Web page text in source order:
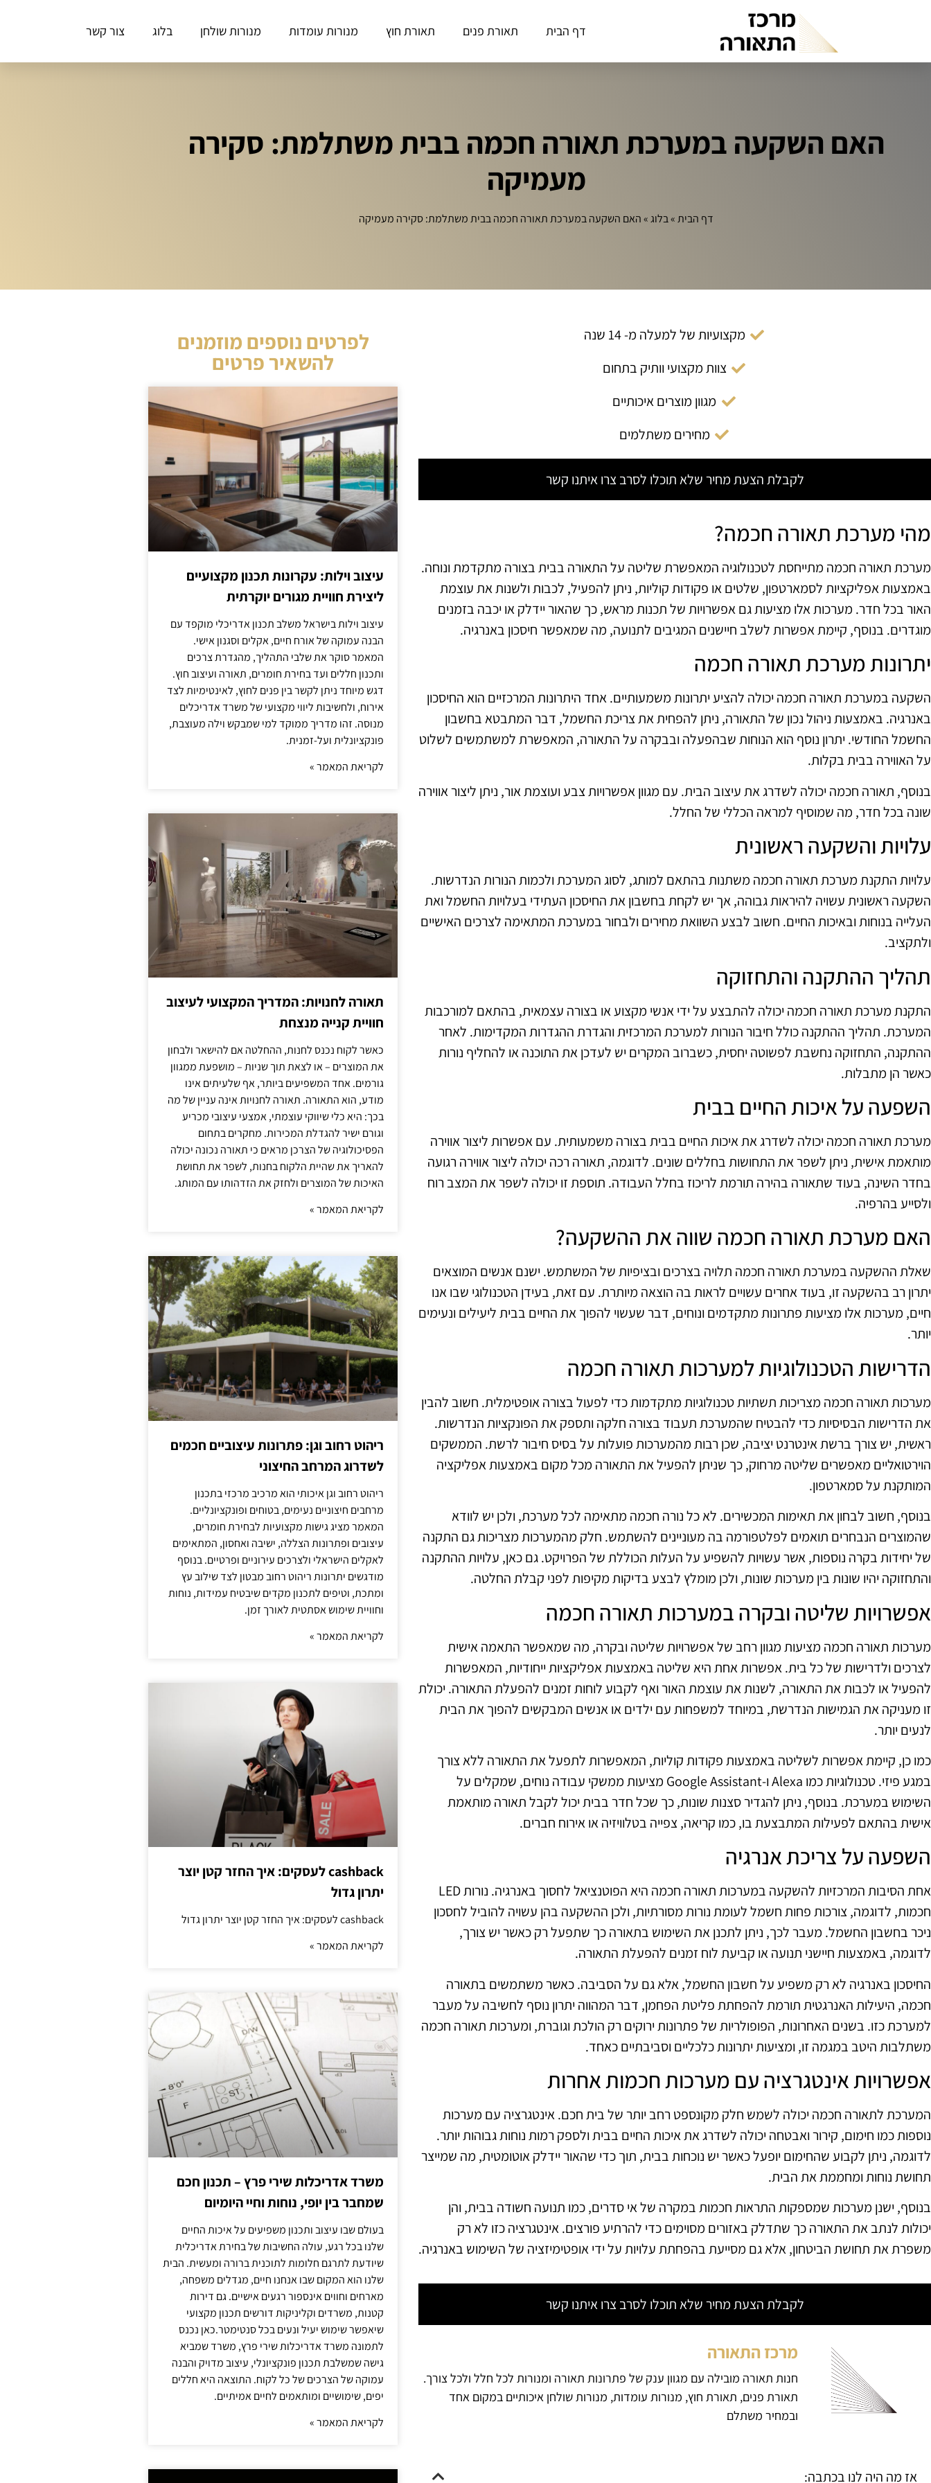
דף הבית תאורת פנים תאורת חוץ מנורות עומדות מנורות שולחן בלוג צור קשר
האם השקעה במערכת תאורה חכמה בבית משתלמת: סקירה
מעמיקה
דף הבית»בלוג»האם השקעה במערכת תאורה חכמה בבית משתלמת: סקירה מעמיקה
מקצועיות של למעלה מ- 14 שנה
צוות מקצועי וותיק בתחום
מגוון מוצרים איכותיים
מחירים משתלמים
לקבלת הצעת מחיר שלא תוכלו לסרב צרו איתנו קשר
מהי מערכת תאורה חכמה?
מערכת תאורה חכמה מתייחסת לטכנולוגיה המאפשרת שליטה על התאורה בבית בצורה מתקדמת ונוחה.
באמצעות אפליקציות לסמארטפון, שלטים או פקודות קוליות, ניתן להפעיל, לכבות ולשנות את עוצמת
האור בכל חדר. מערכות אלו מציעות גם אפשרויות של תכנות מראש, כך שהאור יידלק או יכבה בזמנים
מוגדרים. בנוסף, קיימת אפשרות לשלב חיישנים המגיבים לתנועה, מה שמאפשר חיסכון באנרגיה.
יתרונות מערכת תאורה חכמה
השקעה במערכת תאורה חכמה יכולה להציע יתרונות משמעותיים. אחד היתרונות המרכזיים הוא החיסכון
באנרגיה. באמצעות ניהול נכון של התאורה, ניתן להפחית את צריכת החשמל, דבר המתבטא בחשבון
החשמל החודשי. יתרון נוסף הוא הנוחות שבהפעלה ובבקרה על התאורה, המאפשרת למשתמשים לשלוט
על האווירה בבית בקלות.
בנוסף, תאורה חכמה יכולה לשדרג את עיצוב הבית. עם מגוון אפשרויות צבע ועוצמת אור, ניתן ליצור אווירה
שונה בכל חדר, מה שמוסיף למראה הכללי של החלל.
עלויות והשקעה ראשונית
עלויות התקנת מערכת תאורה חכמה משתנות בהתאם למותג, לסוג המערכת ולכמות הנורות הנדרשות.
השקעה ראשונית עשויה להיראות גבוהה, אך יש לקחת בחשבון את החיסכון העתידי בעלויות החשמל ואת
העלייה בנוחות ובאיכות החיים. חשוב לבצע השוואת מחירים ולבחור במערכת המתאימה לצרכים האישיים
ולתקציב.
תהליך ההתקנה והתחזוקה
התקנת מערכת תאורה חכמה יכולה להתבצע על ידי אנשי מקצוע או בצורה עצמאית, בהתאם למורכבות
המערכת. תהליך ההתקנה כולל חיבור הנורות למערכת המרכזית והגדרת ההגדרות המקדימות. לאחר
ההתקנה, התחזוקה נחשבת לפשוטה יחסית, כשברוב המקרים יש לעדכן את התוכנה או להחליף נורות
כאשר הן מתבלות.
השפעה על איכות החיים בבית
מערכת תאורה חכמה יכולה לשדרג את איכות החיים בבית בצורה משמעותית. עם אפשרות ליצור אווירה
מותאמת אישית, ניתן לשפר את התחושות בחללים שונים. לדוגמה, תאורה רכה יכולה ליצור אווירה רגועה
בחדר השינה, בעוד שתאורה בהירה תורמת לריכוז בחלל העבודה. תוספת זו יכולה לשפר את המצב רוח
ולסייע בהרפיה.
האם מערכת תאורה חכמה שווה את ההשקעה?
שאלת ההשקעה במערכת תאורה חכמה תלויה בצרכים ובציפיות של המשתמש. ישנם אנשים המוצאים
יתרון רב בהשקעה זו, בעוד אחרים עשויים לראות בה הוצאה מיותרת. עם זאת, בעידן הטכנולוגי שבו אנו
חיים, מערכות אלו מציעות פתרונות מתקדמים ונוחים, דבר שעשוי להפוך את החיים בבית ליעילים ונעימים
יותר.
הדרישות הטכנולוגיות למערכות תאורה חכמה
מערכות תאורה חכמה מצריכות תשתיות טכנולוגיות מתקדמות כדי לפעול בצורה אופטימלית. חשוב להבין
את הדרישות הבסיסיות כדי להבטיח שהמערכת תעבוד בצורה חלקה ותספק את הפונקציות הנדרשות.
ראשית, יש צורך ברשת אינטרנט יציבה, שכן רבות מהמערכות פועלות על בסיס חיבור לרשת. הממשקים
הוירטואליים מאפשרים שליטה מרחוק, כך שניתן להפעיל את התאורה מכל מקום באמצעות אפליקציה
המותקנת על סמארטפון.
בנוסף, חשוב לבחון את תאימות המכשירים. לא כל נורה חכמה מתאימה לכל מערכת, ולכן יש לוודא
שהמוצרים הנבחרים תואמים לפלטפורמה בה מעוניינים להשתמש. חלק מהמערכות מצריכות גם התקנה
של יחידות בקרה נוספות, אשר עשויות להשפיע על העלות הכוללת של הפרויקט. גם כאן, עלויות ההתקנה
והתחזוקה יהיו שונות בין מערכות שונות, ולכן מומלץ לבצע בדיקות מקיפות לפני קבלת החלטה.
אפשרויות שליטה ובקרה במערכות תאורה חכמה
מערכות תאורה חכמה מציעות מגוון רחב של אפשרויות שליטה ובקרה, מה שמאפשר התאמה אישית
לצרכים ולדרישות של כל בית. אפשרות אחת היא שליטה באמצעות אפליקציות ייחודיות, המאפשרות
להפעיל או לכבות את התאורה, לשנות את עוצמת האור ואף לקבוע לוחות זמנים להפעלת התאורה. יכולת
זו מעניקה את הגמישות הנדרשת, במיוחד למשפחות עם ילדים או אנשים המבקשים להפוך את הבית
לנעים יותר.
כמו כן, קיימת אפשרות לשליטה באמצעות פקודות קוליות, המאפשרות לתפעל את התאורה ללא צורך
במגע פיזי. טכנולוגיות כמו Alexa ו-Google Assistant מציעות ממשקי עבודה נוחים, שמקלים על
השימוש במערכת. בנוסף, ניתן להגדיר סצנות שונות, כך שכל חדר בבית יכול לקבל תאורה מותאמת
אישית בהתאם לפעילות המתבצעת בו, כמו קריאה, צפייה בטלוויזיה או אירוח חברים.
השפעה על צריכת אנרגיה
אחת הסיבות המרכזיות להשקעה במערכות תאורה חכמה היא הפוטנציאל לחסוך באנרגיה. נורות LED
חכמות, לדוגמה, צורכות פחות חשמל לעומת נורות מסורתיות, ולכן ההשקעה בהן עשויה להוביל לחסכון
ניכר בחשבון החשמל. מעבר לכך, ניתן לתכנן את השימוש בתאורה כך שתפעל רק כאשר יש צורך,
לדוגמה, באמצעות חיישני תנועה או קביעת לוח זמנים להפעלת התאורה.
החיסכון באנרגיה לא רק משפיע על חשבון החשמל, אלא גם על הסביבה. כאשר משתמשים בתאורה
חכמה, היעילות האנרגטית תורמת להפחתת פליטת הפחמן, דבר המהווה יתרון נוסף לחשיבה על מעבר
למערכת כזו. בשנים האחרונות, הפופולריות של פתרונות ירוקים רק הולכת וגוברת, ומערכות תאורה חכמה
משתלבות היטב במגמה זו, ומציעות יתרונות כלכליים וסביבתיים כאחד.
אפשרויות אינטגרציה עם מערכות חכמות אחרות
המערכת לתאורה חכמה יכולה לשמש חלק מקונספט רחב יותר של בית חכם. אינטגרציה עם מערכות
נוספות כמו חימום, קירור ואבטחה יכולה לשדרג את איכות החיים בבית ולספק רמות נוחות גבוהות יותר.
לדוגמה, ניתן לקבוע שהחימום יופעל כאשר יש נוכחות בבית, תוך כדי שהאור יידלק אוטומטית, מה שמייצר
תחושת נוחות ומחממת את הבית.
בנוסף, ישנן מערכות שמספקות התראות חכמות במקרה של אי סדרים, כמו תנועה חשודה בבית, והן
יכולות לנתב את התאורה כך שתדלק באזורים מסוימים כדי להרתיע פורצים. אינטגרציה כזו לא רק
משפרת את תחושת הביטחון, אלא גם מסייעת בהפחתת עלויות על ידי אופטימיזציה של השימוש באנרגיה.
לקבלת הצעת מחיר שלא תוכלו לסרב צרו איתנו קשר
מרכז התאורה
חנות תאורה מובילה עם מגוון ענק של פתרונות תאורה ומנורות לכל חלל ולכל צורך.
תאורת פנים, תאורת חוץ, מנורות עומדות, מנורות שולחן איכותיים במקום אחד
ובמחיר משתלם
אז מה היה לנו בכתבה:
לפרטים נוספים מוזמנים
להשאיר פרטים
עיצוב וילות: עקרונות תכנון מקצועיים
ליצירת חוויית מגורים יוקרתית
עיצוב וילות בישראל משלב תכנון אדריכלי מוקפד עם
הבנה עמוקה של אורח חיים, אקלים וסגנון אישי.
המאמר סוקר את שלבי התהליך, מהגדרת צרכים
ותכנון חללים ועד בחירת חומרים, תאורה ועיצוב חוץ.
דגש מיוחד ניתן לקשר בין פנים לחוץ, לאינטימיות לצד
אירוח, ולחשיבות ליווי מקצועי של משרד אדריכלים
מנוסה. זהו מדריך ממוקד למי שמבקש וילה מעוצבת,
פונקציונלית ועל-זמנית.
לקריאת המאמר »
תאורה לחנויות: המדריך המקצועי לעיצוב
חוויית קנייה מנצחת
כאשר לקוח נכנס לחנות, ההחלטה אם להישאר ולבחון
את המוצרים – או לצאת תוך שניות – מושפעת ממגוון
גורמים. אחד המשפיעים ביותר, אף שלעיתים אינו
מודע, הוא התאורה. תאורה לחנויות אינה עניין של מה
בכך: היא כלי שיווקי עוצמתי, אמצעי עיצובי מכריע
וגורם ישיר להגדלת המכירות. מחקרים בתחום
הפסיכולוגיה של הצרכן מראים כי תאורה נכונה יכולה
להאריך את שהיית הלקוח בחנות, לשפר את תחושת
האיכות של המוצרים ולחזק את הזדהותו עם המותג.
לקריאת המאמר »
ריהוט רחוב וגן: פתרונות עיצוביים חכמים
לשדרוג המרחב החיצוני
ריהוט רחוב וגן איכותי הוא מרכיב מרכזי בתכנון
מרחבים חיצוניים נעימים, בטוחים ופונקציונליים.
המאמר מציג גישות מקצועיות לבחירת חומרים,
עיצובים ופתרונות הצללה, ישיבה ואחסון, המתאימים
לאקלים הישראלי ולצרכים עירוניים ופרטיים. בנוסף
מודגשים יתרונות ריהוט רחוב מבטון לצד שילוב עץ
ומתכת, וטיפים לתכנון מקדים שיבטיח עמידות, נוחות
וחוויית שימוש אסתטית לאורך זמן.
לקריאת המאמר »
cashback לעסקים: איך החזר קטן יוצר
יתרון גדול
cashback לעסקים: איך החזר קטן יוצר יתרון גדול
לקריאת המאמר »
משרד אדריכלות שירי פרץ – תכנון חכם
שמחבר בין יופי, נוחות וחיי היומיום
בעולם שבו עיצוב ותכנון משפיעים על איכות החיים
שלנו בכל רגע, עולה החשיבות של בחירת אדריכלית
שיודעת לתרגם חלומות לתוכנית ברורה ומעשית. הבית
שלנו הוא המקום שבו אנחנו חיים, מגדלים משפחה,
מארחים וחווים אינספור רגעים אישיים. גם דירות
קטנות, משרדים וקליניקות דורשים תכנון מקצועי
שיאפשר שימוש יעיל ונעים בכל סנטימטר.כאן נכנס
לתמונה משרד אדריכלות שירי פרץ, משרד שמביא
גישה שמשלבת תכנון פונקציונלי, עיצוב מדויק והבנה
עמוקה של הצרכים של כל לקוח. התוצאה היא חללים
יפים, שימושיים ומותאמים לחיים אמיתיים.
לקריאת המאמר »